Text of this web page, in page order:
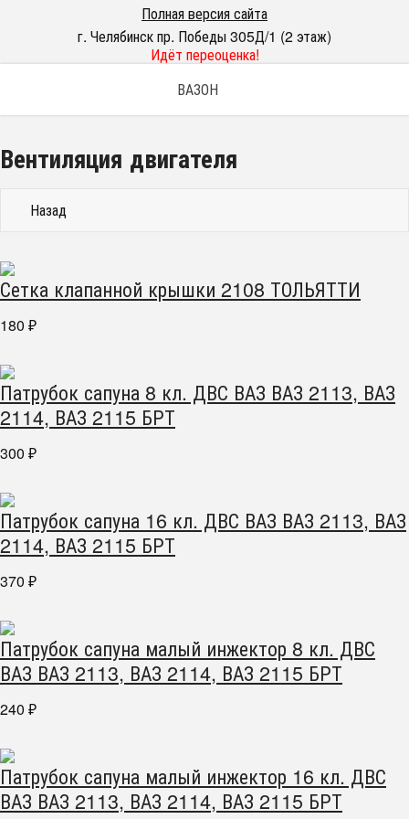
Полная версия сайта
г. Челябинск пр. Победы 305Д/1 (2 этаж)
Идёт переоценка!
ВАЗОН
Вентиляция двигателя
Назад
Сетка клапанной крышки 2108 ТОЛЬЯТТИ
180 ₽
Патрубок сапуна 8 кл. ДВС ВАЗ ВАЗ 2113, ВАЗ
2114, ВАЗ 2115 БРТ
300 ₽
Патрубок сапуна 16 кл. ДВС ВАЗ ВАЗ 2113, ВАЗ
2114, ВАЗ 2115 БРТ
370 ₽
Патрубок сапуна малый инжектор 8 кл. ДВС
ВАЗ ВАЗ 2113, ВАЗ 2114, ВАЗ 2115 БРТ
240 ₽
Патрубок сапуна малый инжектор 16 кл. ДВС
ВАЗ ВАЗ 2113, ВАЗ 2114, ВАЗ 2115 БРТ